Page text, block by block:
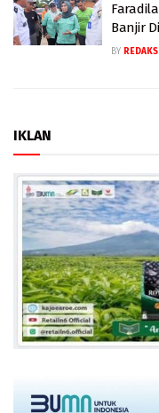
Banjir
BY REDAKSI
IKLAN